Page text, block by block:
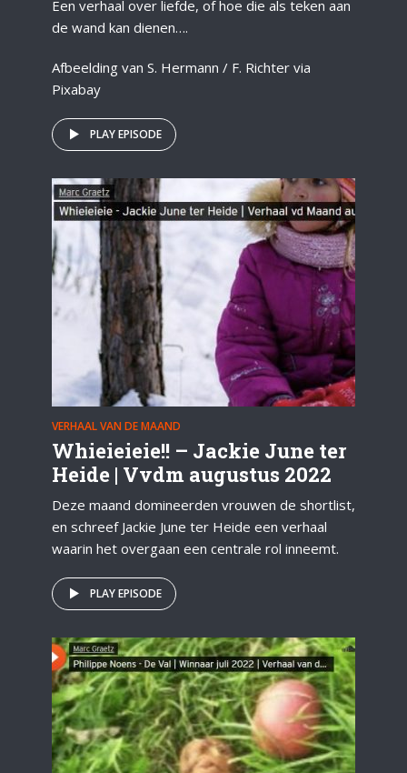
Een verhaal over liefde, of hoe die als teken aan
de wand kan dienen….
Afbeelding van S. Hermann / F. Richter via
Pixabay
PLAY EPISODE
VERHAAL VAN DE MAAND
Whieieieie!! – Jackie June ter
Heide | Vvdm augustus 2022
Deze maand domineerden vrouwen de shortlist,
en schreef Jackie June ter Heide een verhaal
waarin het overgaan een centrale rol inneemt.
PLAY EPISODE